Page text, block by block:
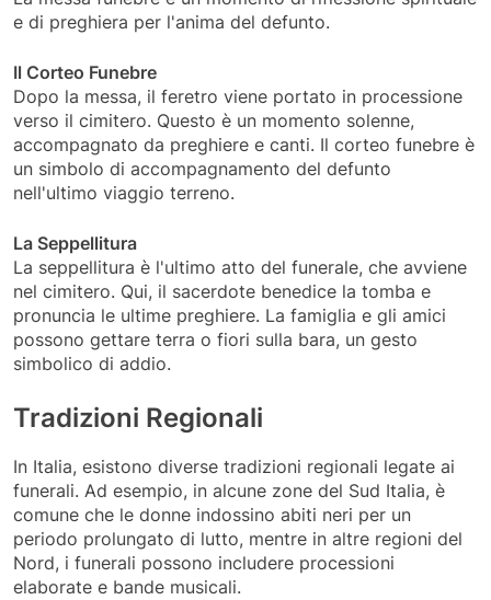
e di preghiera per l'anima del defunto.
Il Corteo Funebre
Dopo la messa, il feretro viene portato in processione
verso il cimitero. Questo è un momento solenne,
accompagnato da preghiere e canti. Il corteo funebre è
un simbolo di accompagnamento del defunto
nell'ultimo viaggio terreno.
La Seppellitura
La seppellitura è l'ultimo atto del funerale, che avviene
nel cimitero. Qui, il sacerdote benedice la tomba e
pronuncia le ultime preghiere. La famiglia e gli amici
possono gettare terra o fiori sulla bara, un gesto
simbolico di addio.
Tradizioni Regionali
In Italia, esistono diverse tradizioni regionali legate ai
funerali. Ad esempio, in alcune zone del Sud Italia, è
comune che le donne indossino abiti neri per un
periodo prolungato di lutto, mentre in altre regioni del
Nord, i funerali possono includere processioni
elaborate e bande musicali.